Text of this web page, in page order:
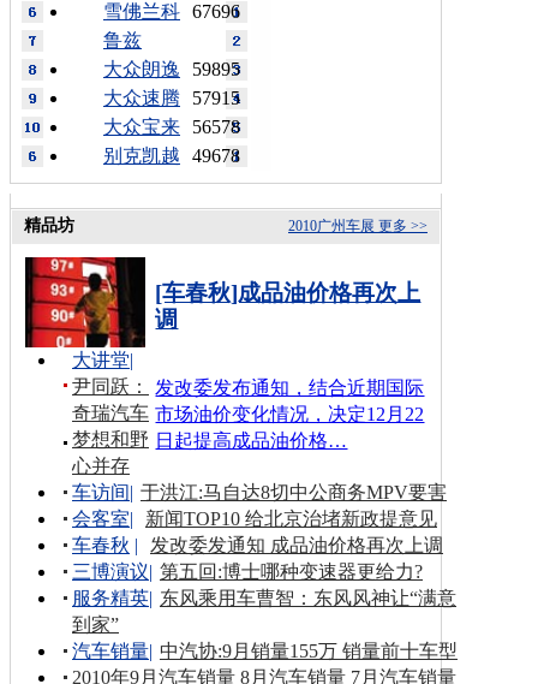
67696
雪佛兰科
鲁兹
59895
大众朗逸
57915
大众速腾
56578
大众宝来
49678
别克凯越
更多 >>
2010广州车展
精品坊
[车春秋]成品油价格再次上
调
发改委发布通知，结合近期国际
市场油价变化情况，决定12月22
日起提高成品油价格…
大讲堂|
尹同跃：
奇瑞汽车
梦想和野
心并存
车访间| 于洪江:马自达8切中公商务MPV要害
会客室|
新闻TOP10 给北京治堵新政提意见
车春秋 |
发改委发通知 成品油价格再次上调
三博演议| 第五回:博士哪种变速器更给力?
服务精英| 东风乘用车曹智：东风风神让“满意
到家”
汽车销量| 中汽协:9月销量155万 销量前十车型
2010年9月汽车销量 8月汽车销量 7月汽车销量